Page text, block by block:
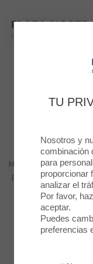
Morbi vitae posuere
posuere felis
TU
Nosotros y
combinación
para
proporcionar
analizar el
Por favor,
aceptar.
Puedes
preferencias